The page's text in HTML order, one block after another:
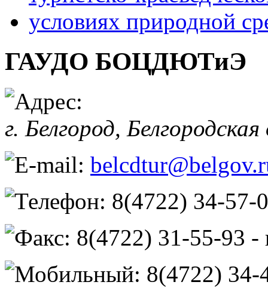
ГАУДО БОЦДЮТиЭ
г. Белгород,
8(4722) 34-57-
8(4722) 31-55-93 -
8(4722) 34-